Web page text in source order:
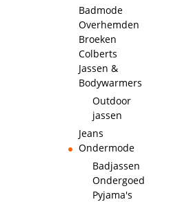
Badmode
Overhemden
Broeken
Colberts
Jassen &
Bodywarmers
Outdoor
jassen
Jeans
Ondermode
Badjassen
Ondergoed
Pyjama's